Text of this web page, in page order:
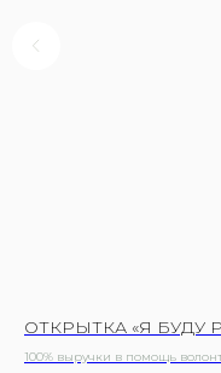
ОТКРЫТКА «Я БУДУ
100% выручки в помощь